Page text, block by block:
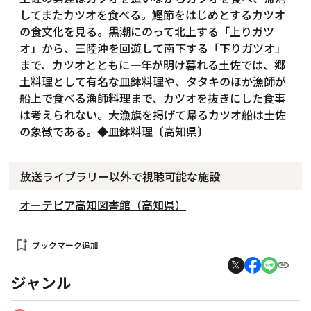
してまたカツオを食べる。鰹節をはじめとするカツオ
の食文化を見る。黒潮にのって北上する「上りガツ
オ」から、三陸沖を回遊して南下する「下りガツオ」
まで、カツオとともに一年が明け暮れる土佐では、郷
土料理として有名な皿鉢料理や、タタキのほか漁師が
船上で食べる漁師料理まで、カツオを抜きにした食事
は考えられない。大漁旗を掲げて帰るカツオ船は土佐
の象徴である。◆皿鉢料理〔高知県〕
放送ライブラリー以外で視聴可能な施設
オーテピア高知図書館（高知県）
bookmark_add ブックマーク追加
ジャンル